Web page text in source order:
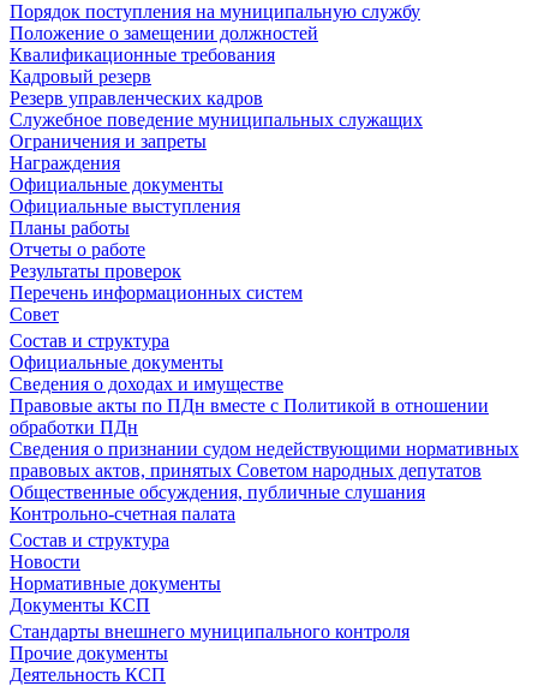
Порядок поступления на муниципальную службу
Положение о замещении должностей
Квалификационные требования
Кадровый резерв
Резерв управленческих кадров
Служебное поведение муниципальных служащих
Ограничения и запреты
Награждения
Официальные документы
Официальные выступления
Планы работы
Отчеты о работе
Результаты проверок
Перечень информационных систем
Совет
Состав и структура
Официальные документы
Сведения о доходах и имуществе
Правовые акты по ПДн вместе с Политикой в отношении
обработки ПДн
Сведения о признании судом недействующими нормативных
правовых актов, принятых Советом народных депутатов
Общественные обсуждения, публичные слушания
Контрольно-счетная палата
Состав и структура
Новости
Нормативные документы
Документы КСП
Стандарты внешнего муниципального контроля
Прочие документы
Деятельность КСП